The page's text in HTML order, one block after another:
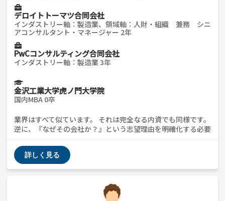
デロイトトーマツ合同会社
インダストリー軸：製造業、領域軸：人財・組織 兼務 シニ
アコンサルタント・マネージャー 2年
PwCコンサルティング合同会社
インダストリー軸：製造業 3年
金沢工業大学虎ノ門大学院
国内MBA 0卒
業界はすべて似ています。 それは完全なる内資でも同様です。
逆に、『なぜその会社か？』という志望理由を明確化する必要
詳しく見る